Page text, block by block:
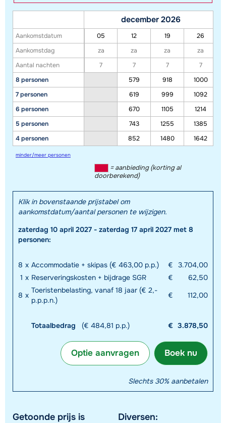
Aankomstdatum
Aankomstdag
Aantal nachten
8 personen
7 personen
6 personen
5 personen
4 personen
december 2026
05 12 19
26
za
za za
za
7
7 7
7
579
918
1000
619
999
1092
670
1105
1214
743
1255
1385
852
1480 1642
minder/meer personen
= aanbieding (korting al
doorberekend)
Klik in bovenstaande prijstabel om
aankomstdatum/aantal personen te wijzigen.
zaterdag 10 april 2027 - zaterdag 17 april 2027 met 8
personen:
8 x Accommodatie + skipas (€ 463,00 p.p.) €
3.704,00
1 x Reserveringskosten + bijdrage SGR €
62,50
8 x
Toeristenbelasting, vanaf 18 jaar (€ 2,-
p.p.p.n.)
€ 112,00
Totaalbedrag (€ 484,81 p.p.) € 3.878,50
Boek nu
Optie aanvragen
Slechts 30% aanbetalen
Getoonde prijs is
Diversen: